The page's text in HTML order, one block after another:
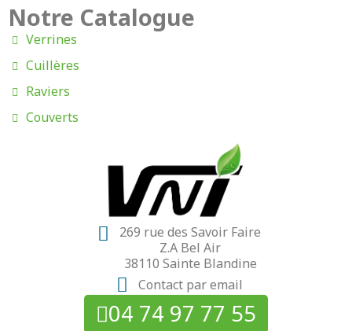
Notre Catalogue
Verrines
Cuillères
Raviers
Couverts
269 rue des Savoir Faire
Z.A Bel Air
38110 Sainte Blandine
Contact par email
04 74 97 77 55